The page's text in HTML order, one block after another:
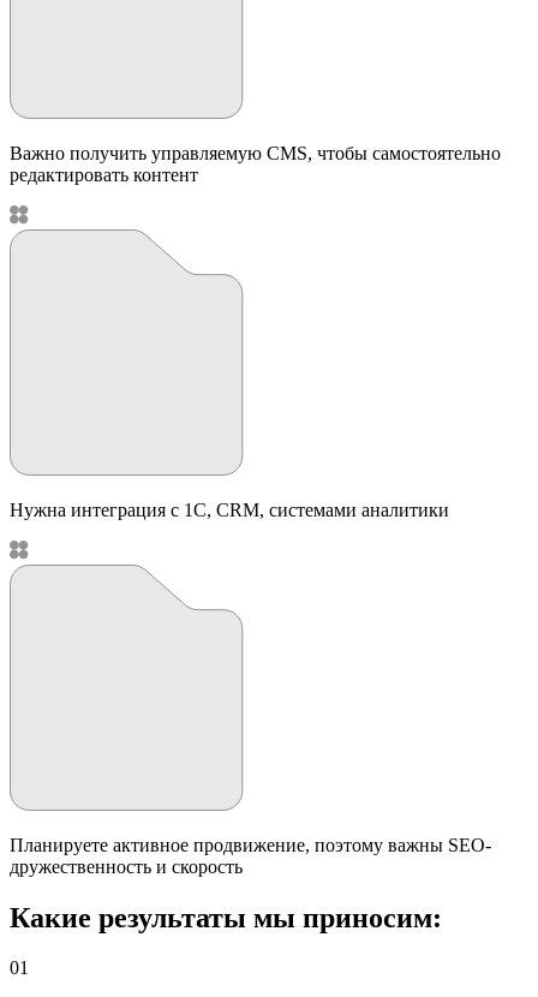
Важно получить управляемую CMS, чтобы самостоятельно
редактировать контент
Нужна интеграция с 1С, CRM, системами аналитики
Планируете активное продвижение, поэтому важны SEO-
дружественность и скорость
Какие результаты мы приносим:
01